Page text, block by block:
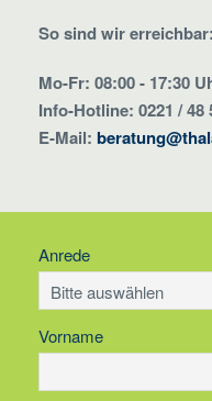
So sind wir erreichbar:
Mo-Fr: 08:00 - 17:30
Info-Hotline: 0221 / 48
E-Mail:
Anrede
Vorname